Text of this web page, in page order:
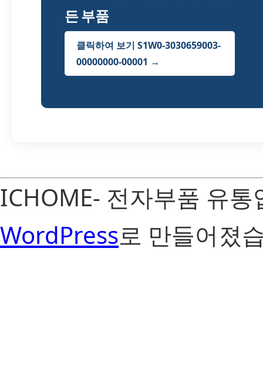
든 부품
클릭하여 보기 S1W0-3030659003-
00000000-00001 →
ICHOME- 전자부품 유
WordPress로 만들어졌